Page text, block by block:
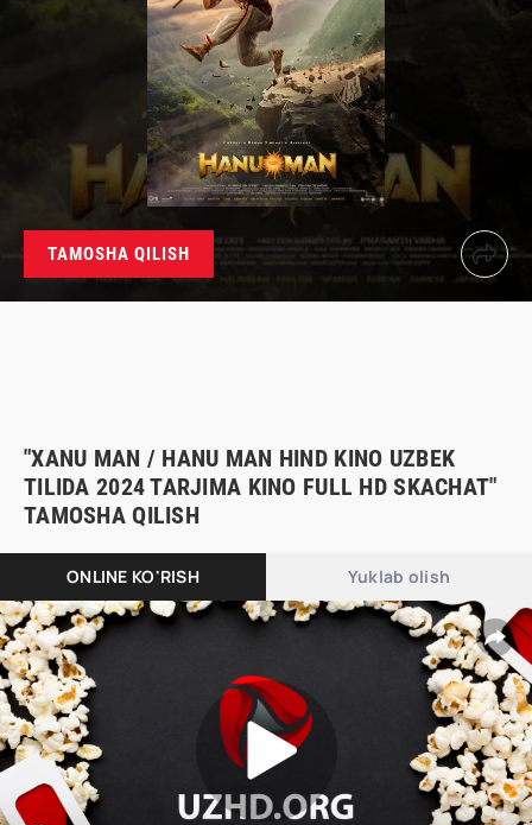
TAMOSHA QILISH
"XANU MAN / HANU MAN HIND KINO UZBEK
TILIDA 2024 TARJIMA KINO FULL HD SKACHAT"
TAMOSHA QILISH
ONLINE KO'RISH Yuklab olish